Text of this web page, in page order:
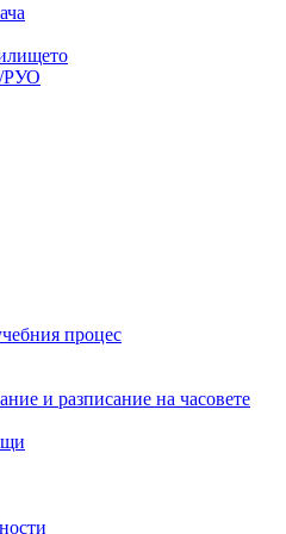
РУО
процес
и разписание на часовете